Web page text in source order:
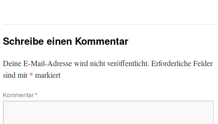
Schreibe einen Kommentar
Deine E-Mail-Adresse wird nicht veröffentlicht. Erforderliche Felder
sind mit* markiert
Kommentar*